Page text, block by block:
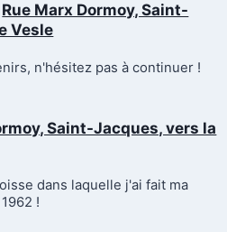
Rue Marx Dormoy, Saint-
Vesle
n'hésitez pas à continuer !
Saint-Jacques, vers la
dans laquelle j'ai fait ma
!